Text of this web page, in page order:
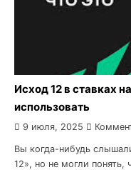
Исход 12 в ставках
использовать
9 июля, 2025
Вы когда-нибудь
12», но не могли понять,